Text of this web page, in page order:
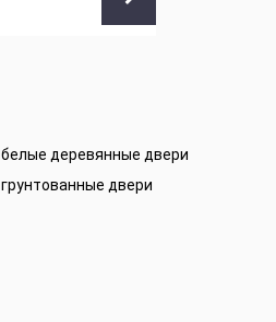
белые деревянные двери
грунтованные двери